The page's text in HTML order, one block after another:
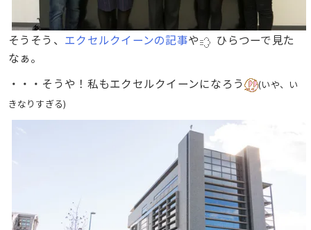
そうそう、 エクセルクイーンの記事や
ひらつーで見た
なぁ。
・・・そうや！私もエクセルクイーンになろう
(いや、い
きなりすぎる)